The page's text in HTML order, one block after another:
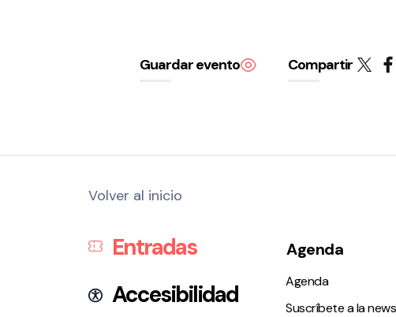
Guardar evento Compartir
Volver al inicio
Entradas
Accesibilidad
Agenda
Agenda
Suscríbete a la